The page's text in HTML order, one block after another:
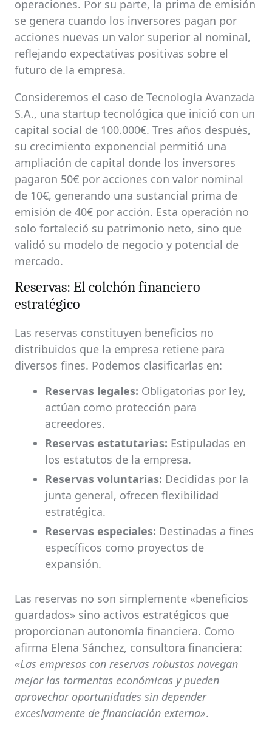
operaciones. Por su parte, la prima de emisión
se genera cuando los inversores pagan por
acciones nuevas un valor superior al nominal,
reflejando expectativas positivas sobre el
futuro de la empresa.
Consideremos el caso de Tecnología Avanzada
S.A., una startup tecnológica que inició con un
capital social de 100.000€. Tres años después,
su crecimiento exponencial permitió una
ampliación de capital donde los inversores
pagaron 50€ por acciones con valor nominal
de 10€, generando una sustancial prima de
emisión de 40€ por acción. Esta operación no
solo fortaleció su patrimonio neto, sino que
validó su modelo de negocio y potencial de
mercado.
Reservas: El colchón financiero
estratégico
Las reservas constituyen beneficios no
distribuidos que la empresa retiene para
diversos fines. Podemos clasificarlas en:
Reservas legales: Obligatorias por ley,
actúan como protección para
acreedores.
Reservas estatutarias: Estipuladas en
los estatutos de la empresa.
Reservas voluntarias: Decididas por la
junta general, ofrecen flexibilidad
estratégica.
Reservas especiales: Destinadas a fines
específicos como proyectos de
expansión.
Las reservas no son simplemente «beneficios
guardados» sino activos estratégicos que
proporcionan autonomía financiera. Como
afirma Elena Sánchez, consultora financiera:
«Las empresas con reservas robustas navegan
mejor las tormentas económicas y pueden
aprovechar oportunidades sin depender
excesivamente de financiación externa».